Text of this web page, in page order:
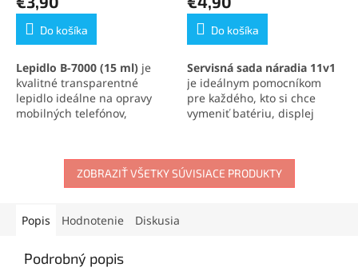
je
5,0
hviezdičiek.
Do košíka
Lepidlo B-7000 (15 ml) je
kvalitné transparentné
lepidlo ideálne na opravy
mobilných telefónov,
no pružný spoj, ktorý
odoláva otrasom, vode aj
oderu. Vďaka presnej
jednoducho nanáša aj na
je
5,0
hviezdičiek.
Do košíka
Servisná sada náradia 11v1
je ideálnym pomocníkom
pre každého, kto si chce
vymeniť batériu, displej
Obsahuje skrutkovače,
otváracie nástroje, prísavku
aj vyberač SIM karty. Vďaka
ZOBRAZIŤ VŠETKY SÚVISIACE PRODUKTY
Popis Hodnotenie Diskusia
Podrobný popis